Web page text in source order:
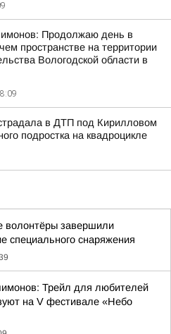
Продолжаю день в
пространстве на территории
Вологодской области в
в ДТП под Кирилловом
подростка на квадроцикле
волонтёры завершили
специального снаряжения
Трейл для любителей
на V фестивале «Небо